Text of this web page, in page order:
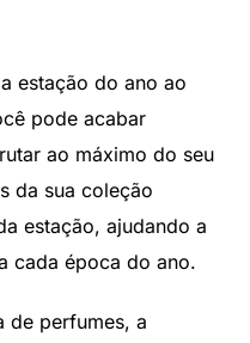
estação do ano ao
pode acabar
ao máximo do seu
da sua coleção
estação, ajudando a
cada época do ano.
de perfumes, a